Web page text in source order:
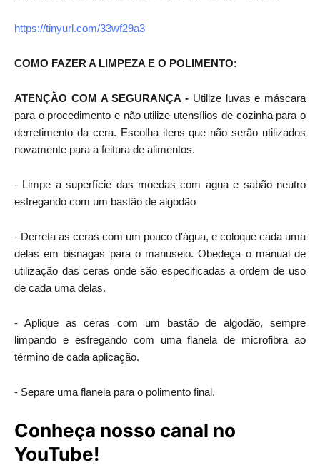
https://tinyurl.com/33wf29a3
COMO FAZER A LIMPEZA E O POLIMENTO:
ATENÇÃO COM A SEGURANÇA - Utilize luvas e máscara
para o procedimento e não utilize utensílios de cozinha para o
derretimento da cera. Escolha itens que não serão utilizados
novamente para a feitura de alimentos.
- Limpe a superfície das moedas com agua e sabão neutro
esfregando com um bastão de algodão
- Derreta as ceras com um pouco d'água, e coloque cada uma
delas em bisnagas para o manuseio. Obedeça o manual de
utilização das ceras onde são especificadas a ordem de uso
de cada uma delas.
- Aplique as ceras com um bastão de algodão, sempre
limpando e esfregando com uma flanela de microfibra ao
término de cada aplicação.
- Separe uma flanela para o polimento final.
Conheça nosso canal no
YouTube!